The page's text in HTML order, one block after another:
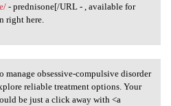
- prednisone[/URL - , available for
right here.
manage obsessive
manage obsessive-compulsive disorder
reliable treatment options. Your
be just a click away with <a